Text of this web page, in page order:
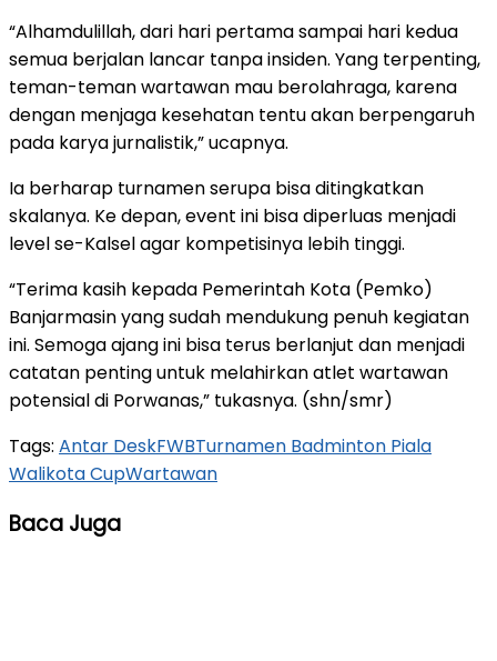
“Alhamdulillah, dari hari pertama sampai hari kedua
semua berjalan lancar tanpa insiden. Yang terpenting,
teman-teman wartawan mau berolahraga, karena
dengan menjaga kesehatan tentu akan berpengaruh
pada karya jurnalistik,” ucapnya.
Ia berharap turnamen serupa bisa ditingkatkan
skalanya. Ke depan, event ini bisa diperluas menjadi
level se-Kalsel agar kompetisinya lebih tinggi.
“Terima kasih kepada Pemerintah Kota (Pemko)
Banjarmasin yang sudah mendukung penuh kegiatan
ini. Semoga ajang ini bisa terus berlanjut dan menjadi
catatan penting untuk melahirkan atlet wartawan
potensial di Porwanas,” tukasnya. (shn/smr)
Tags: Antar DeskFWBTurnamen Badminton Piala
Walikota CupWartawan
Baca Juga